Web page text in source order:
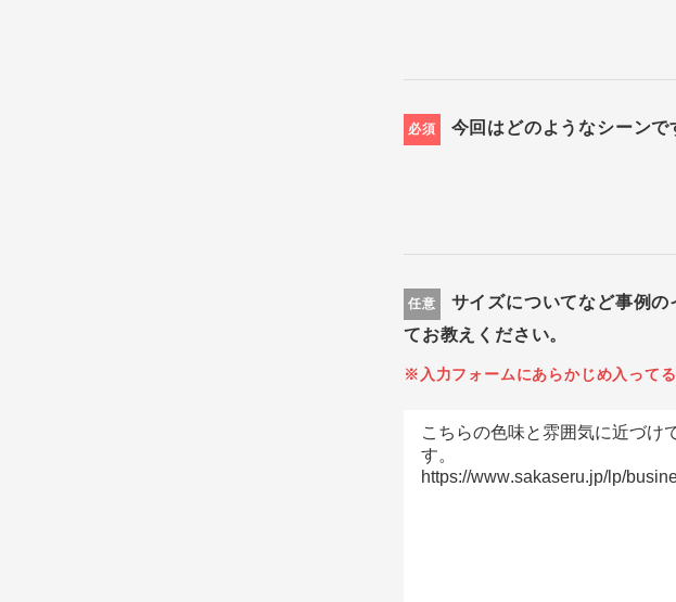
必須 今回はどのようなシーンで
任意
サイズについてなど事例
てお教えください。
※入力フォームにあらかじめ入って